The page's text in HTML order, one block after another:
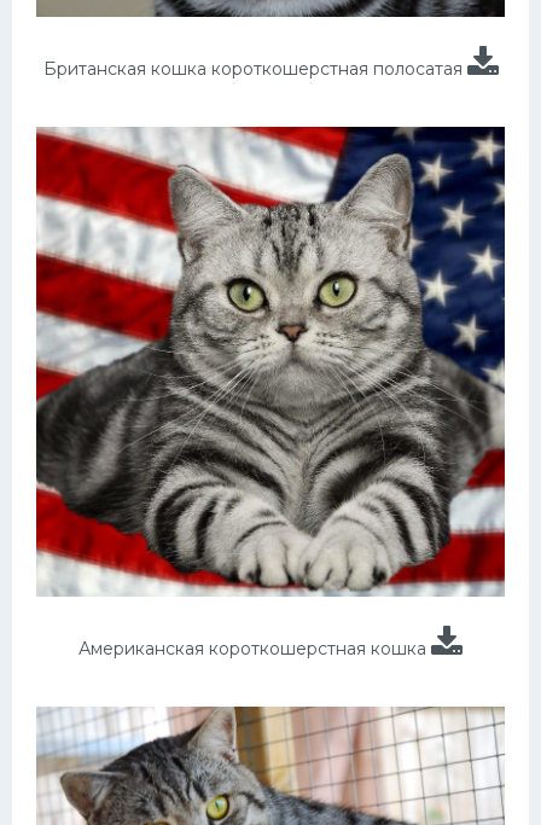
Британская кошка короткошерстная полосатая
Американская короткошерстная кошка